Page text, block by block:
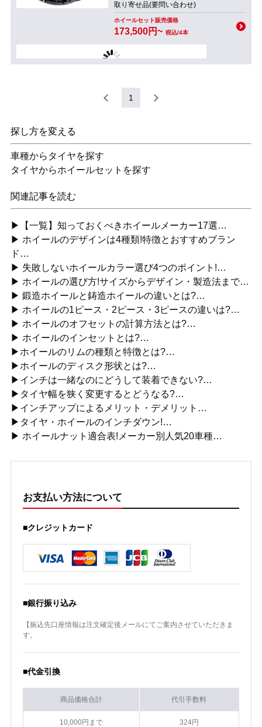
取り寄せ品(要問い合わせ)
ホイールセット販売価格
173,500円~ 税込/4本
1
探し方を変える
車種からタイヤを探す
タイヤからホイールセットを探す
関連記事を読む
▶【一覧】知っておくべきホイールメーカー17選…
▶ ホイールのデザインは4種類!特徴とおすすめブラン
ド…
▶ 失敗しないホイールカラー選び4つのポイント!…
▶ ホイールの選び方!サイズからデザイン・製造法まで…
▶ 鍛造ホイールと鋳造ホイールの違いとは?…
▶ ホイールの1ピース・2ピース・3ピースの違いは?…
▶ ホイールのオフセットの計算方法とは?…
▶ ホイールのインセットとは?…
▶ホイールのリムの種類と特徴とは?…
▶ホイールのディスク形状とは?…
▶インチは一緒なのにどうして装着できない?…
▶タイヤ幅を狭く変更するとどうなる?…
▶インチアップによるメリット・デメリット…
▶タイヤ・ホイールのインチダウン!…
▶ ホイールナット適合表!メーカー別人気20車種…
お支払い方法について
■クレジットカード
■銀行振り込み
【振込先口座情報は注文確定後メールにてご案内させていただきま
す。
■代金引換
商品価格合計 代引手数料
10,000円まで 324円